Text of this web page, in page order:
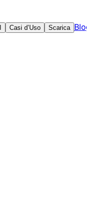
Casi d’Uso Scarica